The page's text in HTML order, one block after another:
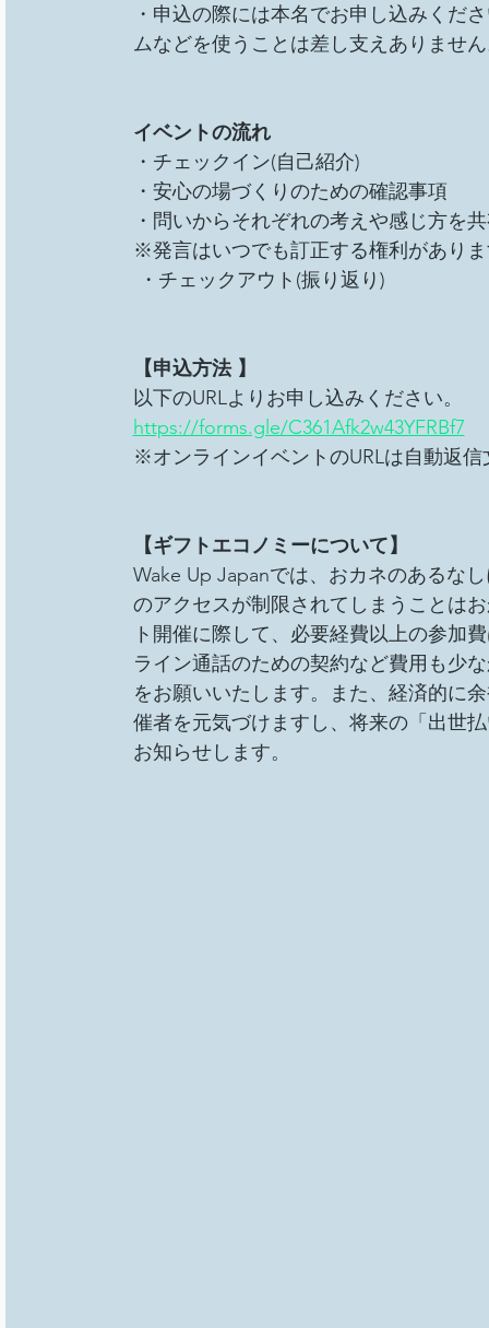
・申込の際には本名でお申し込みくだ
ムなどを使うことは差し支えありませ
イベントの流れ
・チェックイン(自己紹介)
・安心の場づくりのための確認事項
・問いからそれぞれの考えや感じ方を
※発言はいつでも訂正する権利があり
・チェックアウト(振り返り)
【申込方法 】
以下のURLよりお申し込みください。
https://forms.gle/C361Afk2w43YFRBf7
※オンラインイベントのURLは自動返
【ギフトエコノミーについて】
Wake Up Japanでは、おカネのあるな
のアクセスが制限されてしまうことは
ト開催に際して、必要経費以上の参加
ライン通話のための契約など費用も少
をお願いいたします。また、経済的に
催者を元気づけますし、将来の「出世
お知らせします。